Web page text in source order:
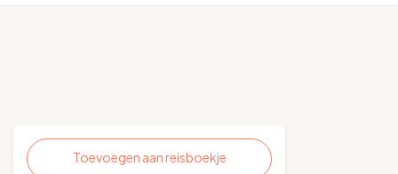
Toevoegen aan reisboekje